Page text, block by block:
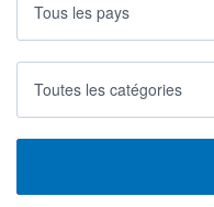
Tous les pays
Toutes les catégories